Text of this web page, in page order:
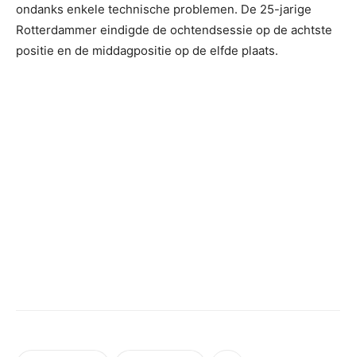
ondanks enkele technische problemen. De 25-jarige
Rotterdammer eindigde de ochtendsessie op de achtste
positie en de middagpositie op de elfde plaats.